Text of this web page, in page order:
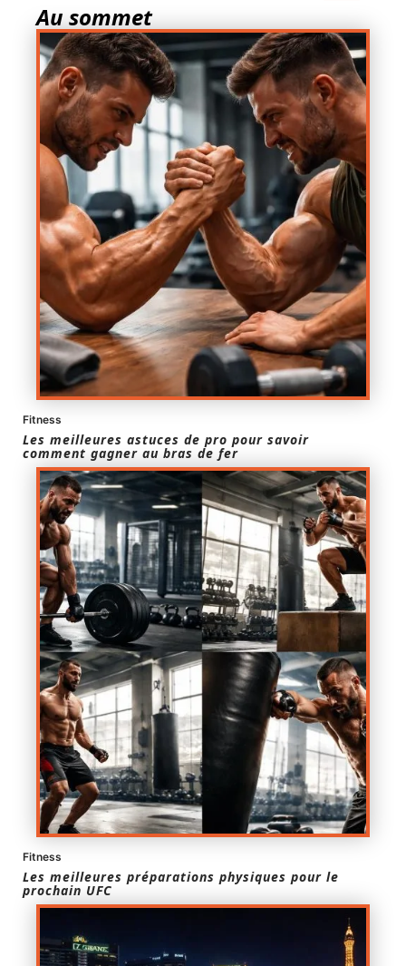
Au sommet
Fitness
Les meilleures astuces de pro pour savoir
comment gagner au bras de fer
Fitness
Les meilleures préparations physiques pour le
prochain UFC